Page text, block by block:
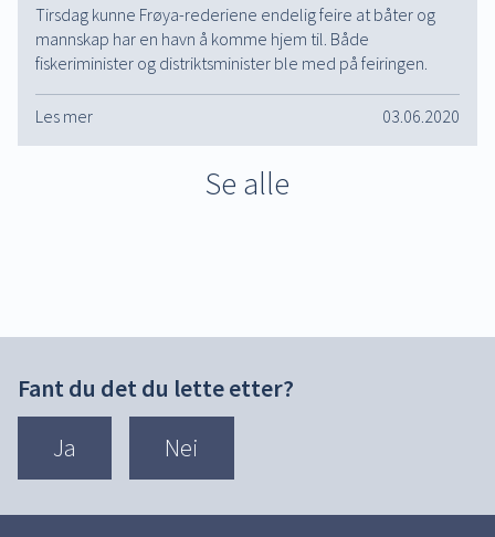
Tirsdag kunne Frøya-rederiene endelig feire at båter og
mannskap har en havn å komme hjem til. Både
fiskeriminister og distriktsminister ble med på feiringen.
Les mer 03.06.2020
Se alle
Fant du det du lette etter?
Ja
Nei